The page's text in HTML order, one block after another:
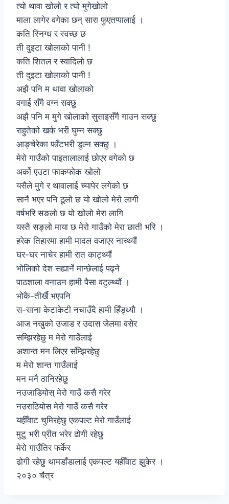
त्यो थावा खोलो र त्यो मुगेखोलो
माला लागेर वगेका छन् सारा फुएतप्पालाई ।
कति स्निग्ध र स्वच्छ छ
ती दुइटा खोलाको पानी !
कति शितल र स्वादिलो छ
ती दुइटा खोलाको पानी !
अझै पनि म थावा खोलाको
वगाई सँगै वग्न सक्छु
अझै पनि म मुगे खोलाको सुसाइसँगै गाउन सक्छु
राहुतेको खर्क भरी घुम्न सक्छु
आङ्चेरेका फाँटभरी डुल्न सक्छु ।
मेरो गाउँको पाइतालालाई छोएर वगेको छ
अर्को एउटा फाकफोक खोलो
यसैले मुगे र थावालाई च्यापेर लगेको छ
सानै भएर पनि ठूलो छ यो खोलो मेरो लागी
वर्षभरि सङलो छ यो खोलो मेरा लागि
यस्तै सङ्लो माया छ मेरो गाउँको मेरा छाती भरि ।
हरेक तिहारमा हामी मादल वजाएर नाच्थ्यौं
घर-घर नाचेर हामी रात काट्थ्यौं
भोलिको देश सह्यार्ने मान्छेलाई पढ्ने
पाठशाला वनाउन हामी पैसा वटुल्थ्यौं ।
भोकै-तीर्खै भएपनि
स-साना केटाकेटी नचाउँदै हामी हिँड्थ्यौ ।
आज नखुको उजाड र उदास जेलमा वसेर
सम्झिरहेछु म मेरो गाउँलाई
अशान्त मन लिएर संम्झिरहेछु
म मेरो शान्त गाउँलाई
मन मनै ठानिरहेछु
नउजाडियोस् मेरो गाउँ कसै गरेर
नउराठियोस मेरो गाउँ कसै गरेर
यहीँवाट चुमिरहेछु एकपल्ट मेरो गाउँलाई
मुटु भरी प्रीत भरेर ढोगी रहेछु
मेरो गाउँतिर फर्केर
ढोगी रहेछु थामडाँडालाई एकपल्ट यहीँवाट झुकेर ।
२०३० चैत्र